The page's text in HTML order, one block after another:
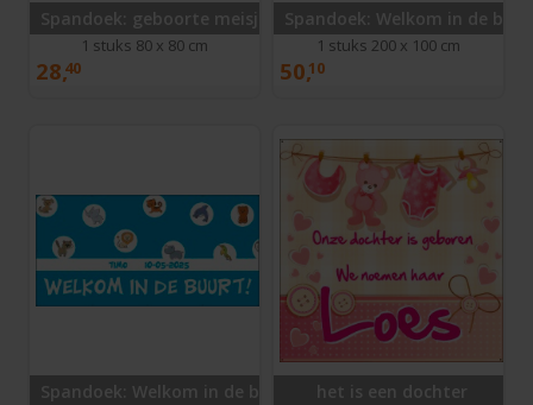
Spandoek: geboorte meisje
1 stuks 80 x 80 cm
28,40
Spandoek: Welkom in de
1 stuks 200 x 100 cm
50,10
Spandoek: Welkom in de buurt Jongenhet is een dochter